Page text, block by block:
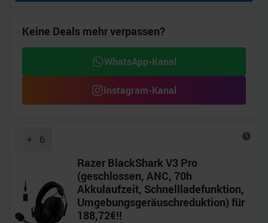
Keine Deals mehr verpassen?
WhatsApp-Kanal
Instagram-Kanal
+ 6
Razer BlackShark V3 Pro
(geschlossen, ANC, 70h
Akkulaufzeit, Schnellladefunktion,
Umgebungsgeräuschreduktion) für
188,72€!!